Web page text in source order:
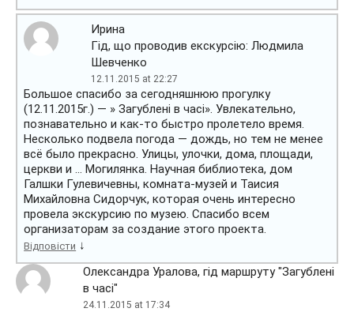
Ирина
Гід, що проводив екскурсію: Людмила
Шевченко
12.11.2015 at 22:27
Большое спасибо за сегодняшнюю прогулку
(12.11.2015г.) — » Загублені в часі». Увлекательно,
познавательно и как-то быстро пролетело время.
Несколько подвела погода — дождь, но тем не менее
всё было прекрасно. Улицы, улочки, дома, площади,
церкви и … Могилянка. Научная библиотека, дом
Галшки Гулевичевны, комната-музей и Таисия
Михайловна Сидорчук, которая очень интересно
провела экскурсию по музею. Спасибо всем
организаторам за создание этого проекта.
Відповісти ↓
Олександра Уралова, гід маршруту "Загублені
в часі"
24.11.2015 at 17:34